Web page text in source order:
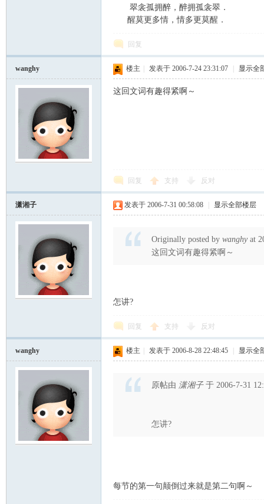
翠衾孤拥醉，醉拥孤衾翠．
醒莫更多情，情多更莫醒．
回复
wanghy 楼主 发表于 2006-7-24 23:31:07 显示全
这回文词有趣得紧啊～
回复 支持 反对
潇湘子 发表于 2006-7-31 00:58:08 显示全部楼层
Originally posted by wanghy at
这回文词有趣得紧啊～
怎讲?
回复 支持 反对
wanghy 楼主 发表于 2006-8-28 22:48:45 显示全
原帖由 潇湘子于 2006-7-31
怎讲?
每节的第一句颠倒过来就是第二句啊～